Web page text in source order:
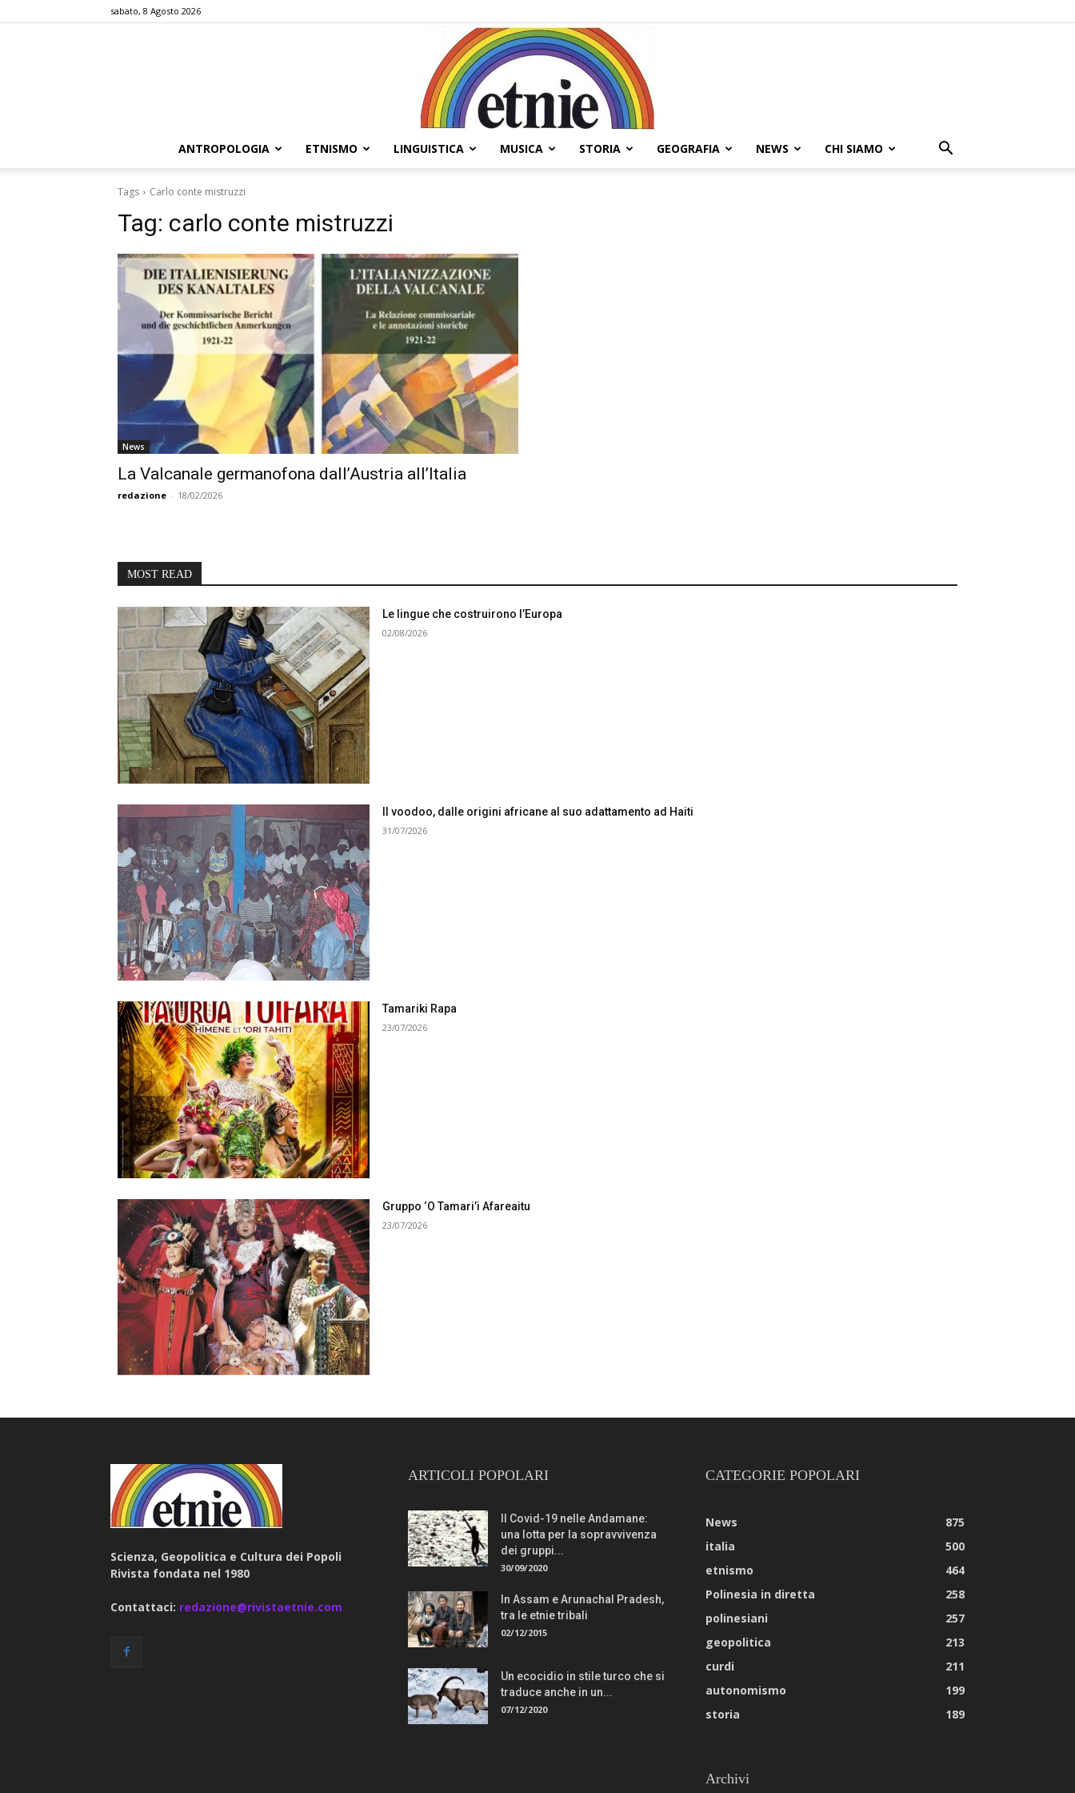
sabato, 8 Agosto 2026
ANTROPOLOGIA ETNISMO LINGUISTICA MUSICA STORIA GEOGRAFIA NEWS CHI SIAMO
Tags Carlo conte mistruzzi
Tag: carlo conte mistruzzi
News
La Valcanale germanofona dall’Austria all’Italia
redazione - 18/02/2026
MOST READ
Le lingue che costruirono l’Europa
02/08/2026
Il voodoo, dalle origini africane al suo adattamento ad Haiti
31/07/2026
Tamariki Rapa
23/07/2026
Gruppo ‘O Tamari’i Afareaitu
23/07/2026
Scienza, Geopolitica e Cultura dei Popoli
Rivista fondata nel 1980
Contattaci: redazione@rivistaetnie.com
ARTICOLI POPOLARI
Il Covid-19 nelle Andamane:
una lotta per la sopravvivenza
dei gruppi...
30/09/2020
In Assam e Arunachal Pradesh,
tra le etnie tribali
02/12/2015
Un ecocidio in stile turco che si
traduce anche in un...
07/12/2020
CATEGORIE POPOLARI
News
875
italia
500
etnismo
464
Polinesia in diretta
258
polinesiani
257
geopolitica
213
curdi
211
autonomismo
199
storia
189
Archivi